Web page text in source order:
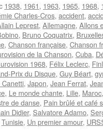
1938, 1961, 1963, 1965, 1968,
Charles-Cros, accident,
Leprest, Allemagne, Allons
, Bruno Coquatrix,
, Chanson française, Chanson
de la Chanson, Cuba,
1968, Félix Leclerc,
Prix du Disque, Guy Béart,
, Japon, Jean Ferrat,
, Le monde chante, Lille, Maroc
de danse, Pain brûlé et café
Didier, Salvatore Adamo,
Tunisie, Un premier amour,